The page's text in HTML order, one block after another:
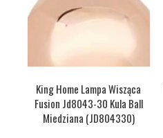
King Home Lampa Wisząca
Fusion Jd8043-30 Kula Ball
Miedziana (JD804330)